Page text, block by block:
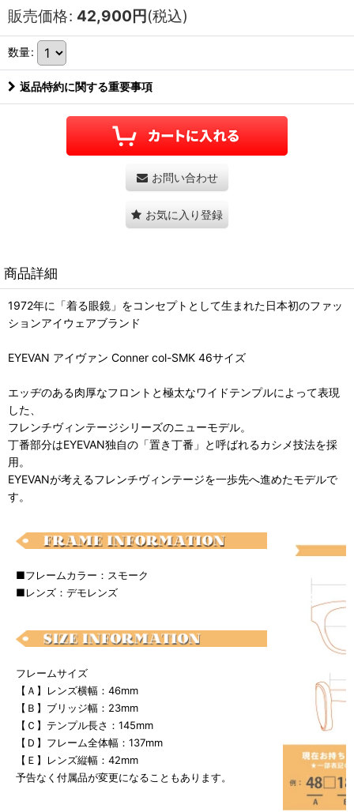
販売価格: 42,900 円 (税込)
数量:
返品特約に関する重要事項
お問い合わせ
お気に入り登録
商品詳細
1972年に「着る眼鏡」をコンセプトとして生まれた日本初のファッ
ションアイウェアブランド
EYEVAN アイヴァン Conner col-SMK 46サイズ
エッヂのある肉厚なフロントと極太なワイドテンプルによって表現
した、
フレンチヴィンテージシリーズのニューモデル。
丁番部分はEYEVAN独自の「置き丁番」と呼ばれるカシメ技法を採
用。
EYEVANが考えるフレンチヴィンテージを一歩先へ進めたモデルで
す。
■フレームカラー：スモーク
■レンズ：デモレンズ
フレームサイズ
【Ａ】レンズ横幅：46mm
【Ｂ】ブリッジ幅：23mm
【Ｃ】テンプル長さ：145mm
【Ｄ】フレーム全体幅：137mm
【Ｅ】レンズ縦幅：42mm
予告なく付属品が変更になることもあります。